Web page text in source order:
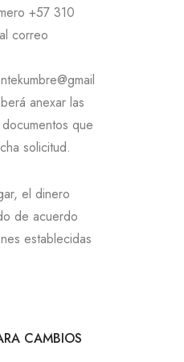
+57 310
correo
anexar las
que
solicitud.
el dinero
de acuerdo
establecidas
CAMBIOS